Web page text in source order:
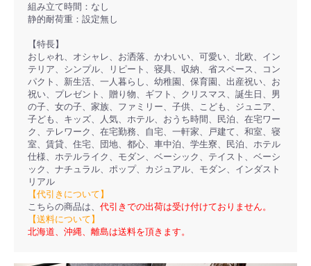
組み立て時間：なし
静的耐荷重：設定無し
【特長】
おしゃれ、オシャレ、お洒落、かわいい、可愛い、北欧、イン
テリア、シンプル、リピート、寝具、収納、省スペース、コン
パクト、新生活、一人暮らし、幼稚園、保育園、出産祝い、お
祝い、プレゼント、贈り物、ギフト、クリスマス、誕生日、男
の子、女の子、家族、ファミリー、子供、こども、ジュニア、
子ども、キッズ、人気、ホテル、おうち時間、民泊、在宅ワー
ク、テレワーク、在宅勤務、自宅、一軒家、戸建て、和室、寝
室、賃貸、住宅、団地、都心、車中泊、学生寮、民泊、ホテル
仕様、ホテルライク、モダン、ベーシック、テイスト、ベーシ
ック、ナチュラル、ポップ、カジュアル、モダン、インダスト
リアル
【代引きについて】
こちらの商品は、 代引きでの出荷は受け付けておりません。
【送料について】
北海道、沖縄、離島は送料を頂きます。